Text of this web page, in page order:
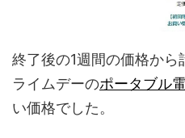
終了後の1週間の価格か
ライムデーのポータブル
い価格でした。